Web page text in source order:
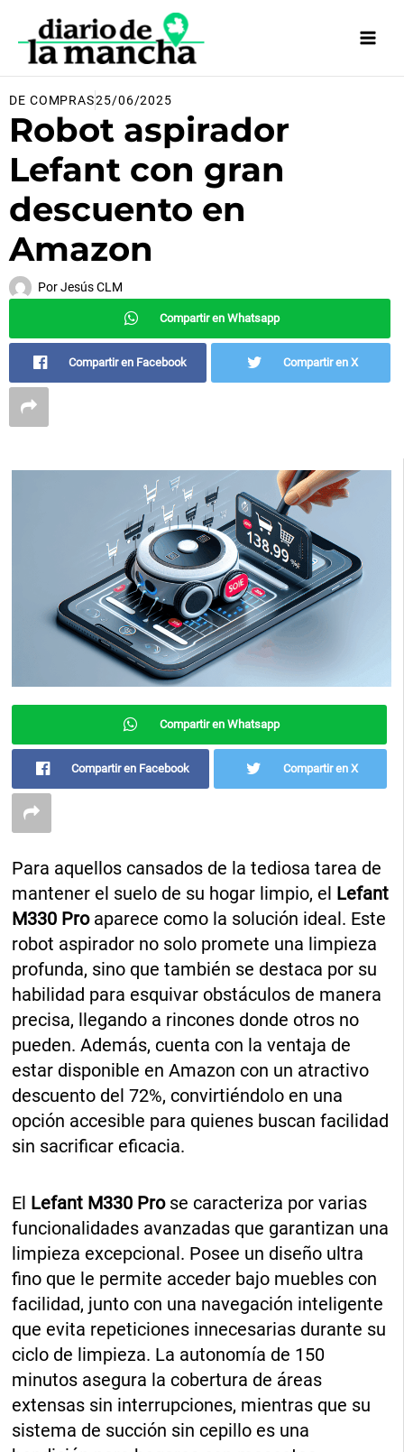
contenido
DE COMPRAS25/06/2025
Robot aspirador
Lefant con gran
descuento en
Amazon
PorJesús CLM
Compartir en Whatsapp
Compartir en Facebook Compartir en X
Compartir en Whatsapp
Compartir en Facebook Compartir en X
Para aquellos cansados de la tediosa tarea de
mantener el suelo de su hogar limpio, el Lefant
M330 Proaparece como la solución ideal. Este
robot aspirador no solo promete una limpieza
profunda, sino que también se destaca por su
habilidad para esquivar obstáculos de manera
precisa, llegando a rincones donde otros no
pueden. Además, cuenta con la ventaja de
estar disponible en Amazon con un atractivo
descuento del 72%, convirtiéndolo en una
opción accesible para quienes buscan facilidad
sin sacrificar eficacia.
El Lefant M330 Prose caracteriza por varias
funcionalidades avanzadas que garantizan una
limpieza excepcional. Posee un diseño ultra
fino que le permite acceder bajo muebles con
facilidad, junto con una navegación inteligente
que evita repeticiones innecesarias durante su
ciclo de limpieza. La autonomía de 150
minutos asegura la cobertura de áreas
extensas sin interrupciones, mientras que su
sistema de succión sin cepillo es una